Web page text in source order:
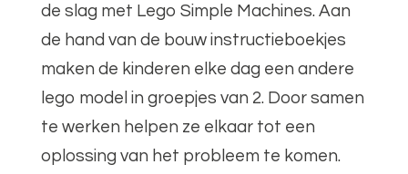
de slag met Lego Simple Machines. Aan
de hand van de bouw instructieboekjes
maken de kinderen elke dag een andere
lego model in groepjes van 2. Door samen
te werken helpen ze elkaar tot een
oplossing van het probleem te komen.